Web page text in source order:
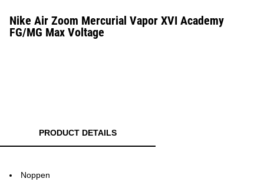
Nike Air Zoom Mercurial Vapor XVI Academy
FG/MG Max Voltage
PRODUCT DETAILS
Noppen